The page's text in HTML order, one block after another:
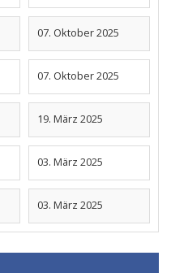
07. Oktober 2025
07. Oktober 2025
19. März 2025
03. März 2025
03. März 2025